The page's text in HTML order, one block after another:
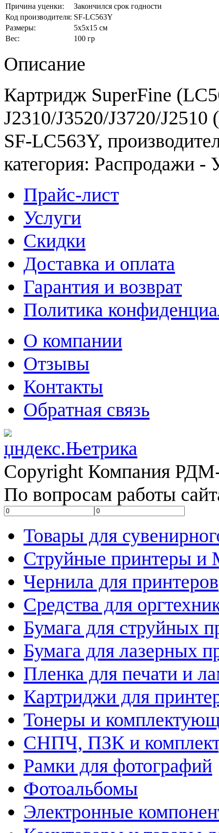
Причина уценки:
Закончился срок годности
Код производителя: SF-LC563Y
Размеры:
5x5x15 см
Вес:
100 гр
Описание
Картридж SuperFine
J2310/J3520/J3720/J2510
SF-LC563Y,
категория: Распродажи -
Прайс-лист
Услуги
Скидки
Доставка и оплата
Гарантия и возврат
Политика
О компании
Отзывы
Контакты
Обратная связь
Copyright Компания
По вопросам работы
Товары для
Струйные принтеры
Чернила для принтеров
Средства для
Бумага для струйных
Бумага для лазерных
Пленка для печати и
Картриджи для
Тонеры и
СНПЧ, ПЗК и
Рамки для фотографий
Фотоальбомы
Электронные